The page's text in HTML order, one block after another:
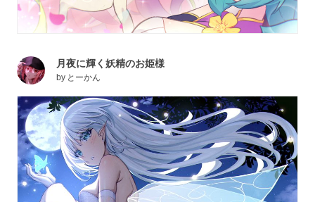
月夜に輝く妖精のお姫様
by とーかん